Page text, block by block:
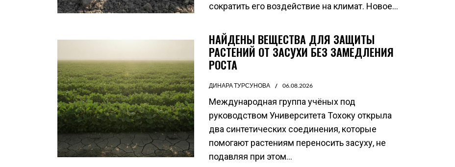
сократить его воздействие на климат. Новое...
НАЙДЕНЫ ВЕЩЕСТВА ДЛЯ ЗАЩИТЫ
РАСТЕНИЙ ОТ ЗАСУХИ БЕЗ ЗАМЕДЛЕНИЯ
РОСТА
ДИНАРА ТУРСУНОВА 06.08.2026
Международная группа учёных под
руководством Университета Тохоку открыла
два синтетических соединения, которые
помогают растениям переносить засуху, не
подавляя при этом...